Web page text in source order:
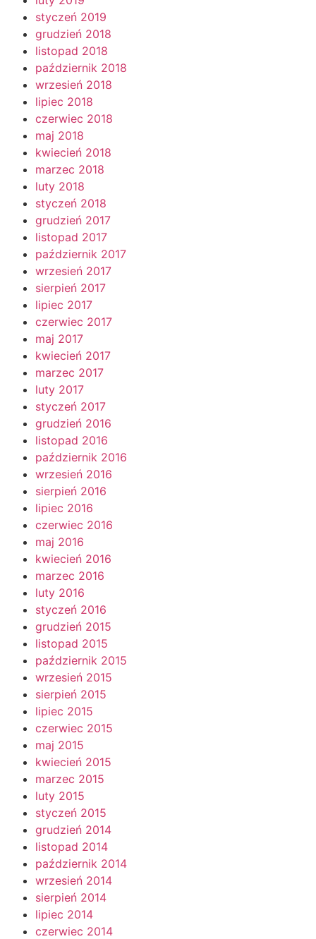
styczeń 2019
grudzień 2018
listopad 2018
październik 2018
wrzesień 2018
lipiec 2018
czerwiec 2018
maj 2018
kwiecień 2018
marzec 2018
luty 2018
styczeń 2018
grudzień 2017
listopad 2017
październik 2017
wrzesień 2017
sierpień 2017
lipiec 2017
czerwiec 2017
maj 2017
kwiecień 2017
marzec 2017
luty 2017
styczeń 2017
grudzień 2016
listopad 2016
październik 2016
wrzesień 2016
sierpień 2016
lipiec 2016
czerwiec 2016
maj 2016
kwiecień 2016
marzec 2016
luty 2016
styczeń 2016
grudzień 2015
listopad 2015
październik 2015
wrzesień 2015
sierpień 2015
lipiec 2015
czerwiec 2015
maj 2015
kwiecień 2015
marzec 2015
luty 2015
styczeń 2015
grudzień 2014
listopad 2014
październik 2014
wrzesień 2014
sierpień 2014
lipiec 2014
czerwiec 2014